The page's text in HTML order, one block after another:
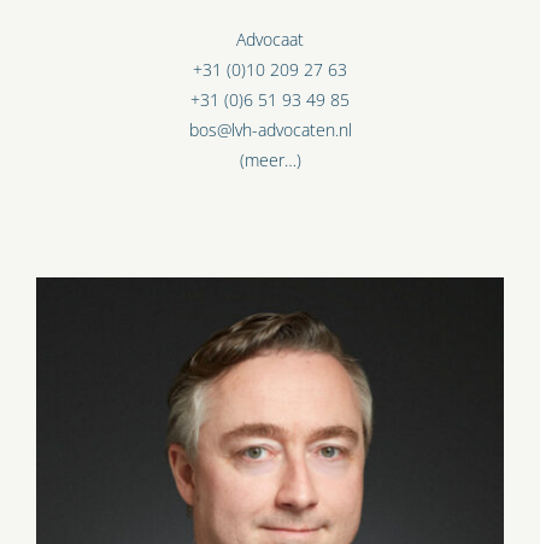
Advocaat
+31 (0)10 209 27 63
+31 (0)6 51 93 49 85
bos@lvh-advocaten.nl
(meer…)